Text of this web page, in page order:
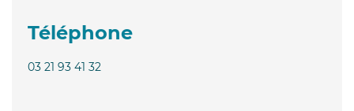
Téléphone
03 21 93 41 32